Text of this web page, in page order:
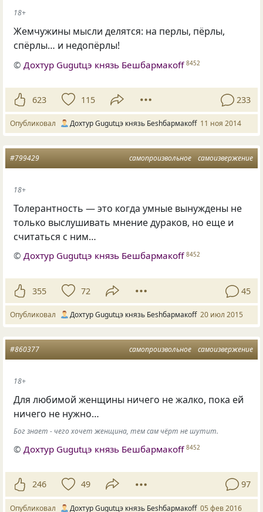
18+
Жемчужины мысли делятся: на перлы, пёрлы,
спёрлы… и недопёрлы!
© Дохтур Gugutцэ князь Бешбармакоff 8452
623 115 233
Опубликовал Дохтур Gugutцэ князь Беshбармакоff 11 ноя 2014
самопроизвольное самоизвержение
#799429
18+
Толерантность — это когда умные вынуждены не
только выслушивать мнение дураков, но еще и
считаться с ним…
©Дохтур Gugutцэ князь Бешбармакоff 8452
355 72 45
Опубликовал Дохтур Gugutцэ князь Беshбармакоff 20 июл 2015
самопроизвольное самоизвержение
#860377
18+
Для любимой женщины ничего не жалко, пока ей
ничего не нужно…
Бог знает - чего хочет женщина, тем сам чёрт не шутит.
© Дохтур Gugutцэ князь Бешбармакоff 8452
246 49 97
Опубликовал Дохтур Gugutцэ князь Беshбармакоff 05 фев 2016